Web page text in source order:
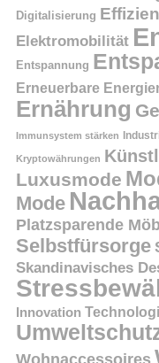
Digitalisierung
Elektromobilität
Entspannung
Erneuerbare
Ernährung
Immunsystem stärken
Kryptowährungen
Luxusmode
Mode
Platzsparende
Selbstfürsorge
Skandinavisches
Innovation
Wohnaccessoires